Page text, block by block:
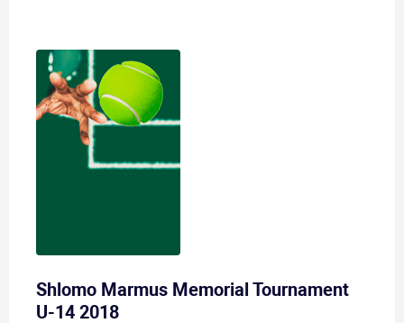
Shlomo Marmus Memorial Tournament
U-14 2018